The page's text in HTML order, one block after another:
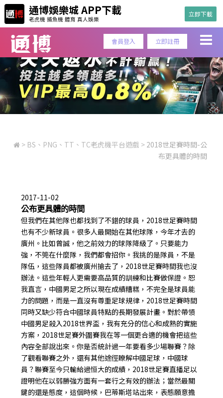
通博娛樂城 APP下載
老虎機 捕魚機 體育 真人娛樂
立即下載
會員登入 立即註冊
> BS、PNG、TT、TC老虎機平台遊戲 > 2018世足賽時間-公
布更具體的時間
2017-11-02
公布更具體的時間
但我們在其他隊也都找到了不錯的球員， 2018世足賽時間
也有不少新球員。很多人最開始在其他球隊，今年才去的
廣州。比如曾誠，他之前效力的球隊降級了。只要能力
強，不筦在什麼隊，我們都會招你。我挑的是隊員，不是
隊伍，這些隊員都被廣州搶去了，2018世足賽時間我也沒
辦法。這些年輕人更需要高品質的訓練和比賽做保證。恕
我直言，中國男足之所以現在成績糟糕，不完全是球員能
力的問題，而是一直沒有尊重足球規律，2018世足賽時間
同時又缺少符合中國球員特點的長期發展計畫。對於帶領
中國男足殺入2018世界盃，我有充分的信心和成熟的實施
方案， 2018世足賽外圍賽我在等一個更合適的機會把這些
內容全部說出來。你是否統計過一年要看多少場聯賽？除
了觀看聯賽之外，還有其他途徑瞭解中國足球，中國球
員？聯賽至今只輸給過恒大的成績， 2018世足賽直播足以
證明他在以弱勝強方面有一套行之有效的辦法；當然最關
鍵的還是態度，這個時候，巴蒂斯塔站出來，表態願意擔